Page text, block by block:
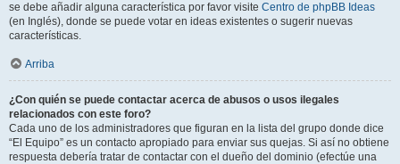
se debe añadir alguna característica por favor visite Centro de phpBB Ideas
(en Inglés), donde se puede votar en ideas existentes o sugerir nuevas
características.
Arriba
¿Con quién se puede contactar acerca de abusos o usos ilegales
relacionados con este foro?
Cada uno de los administradores que figuran en la lista del grupo donde dice
“El Equipo” es un contacto apropiado para enviar sus quejas. Si así no obtiene
respuesta debería tratar de contactar con el dueño del dominio (efectúe una